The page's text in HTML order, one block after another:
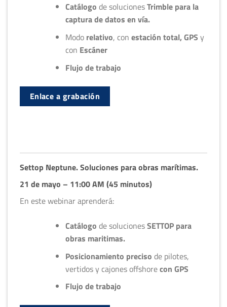
Catálogo de solucionesTrimble para la
captura de datos en vía.
Modorelativo, con estación total, GPS y
con Escáner
Flujo de trabajo
Enlace a grabación
Settop Neptune. Soluciones para obras marítimas.
21 de mayo – 11:00 AM (45 minutos)
En este webinar aprenderá:
Catálogo de solucionesSETTOP para
obras maritimas.
Posicionamiento preciso de pilotes,
vertidos y cajones offshorecon GPS
Flujo de trabajo